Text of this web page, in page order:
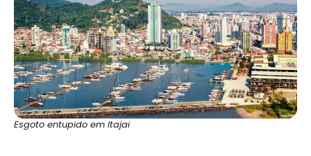
Esgoto entupido em Itajai